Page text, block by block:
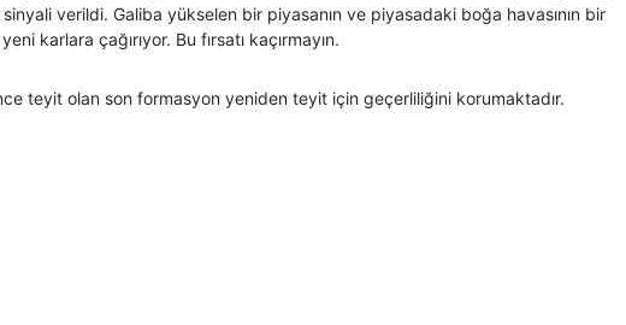
sinyali verildi. Galiba yükselen bir piyasanın ve piyasadaki boğa havasının bir
karlara çağırıyor. Bu fırsatı kaçırmayın.
teyit olan son formasyon yeniden teyit için geçerliliğini korumaktadır.